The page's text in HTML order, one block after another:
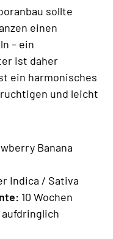
sollte
einen
– ein
ist daher
ein harmonisches
und leicht
Banana
Indica / Sativa
10 Wochen